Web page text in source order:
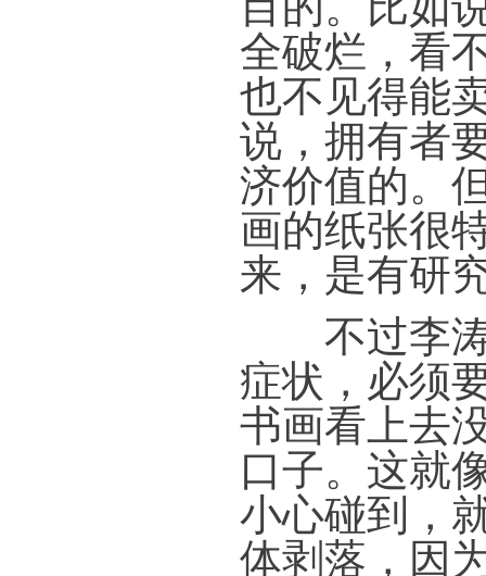
全破烂，看
也不见得能
说，拥有者
济价值的。
画的纸张很
来，是有研
不过李涛
症状，必须
书画看上去
口子。这就
小心碰到，
体剥落，因